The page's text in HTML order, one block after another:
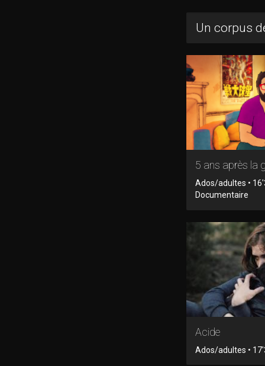
Un corpus
5 ans après la
Ados/adultes •
Documentaire
Acide
Ados/adultes •